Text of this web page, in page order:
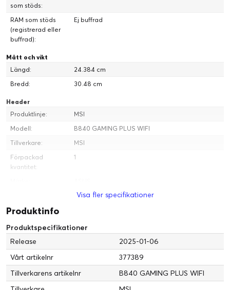
som stöds:
RAM som stöds
(registrerad eller
buffrad):
Ej buffrad
Mått och vikt
Längd:
24.384 cm
Bredd:
30.48 cm
Header
Produktlinje:
MSI
Modell:
B840 GAMING PLUS WIFI
Tillverkare:
MSI
Förpackad
kvantitet:
1
Produkttyp:
Processor
Max antal som
stöds:
Installerat antal: 0
Nätverk
Visa fler specifikationer
Produktinfo
Produktspecifikationer
Release
2025-01-06
Vårt artikelnr
377389
Tillverkarens artikelnr
B840 GAMING PLUS WIFI